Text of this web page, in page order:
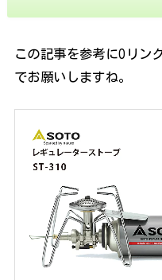
この記事を参考にOリン
でお願いしますね。